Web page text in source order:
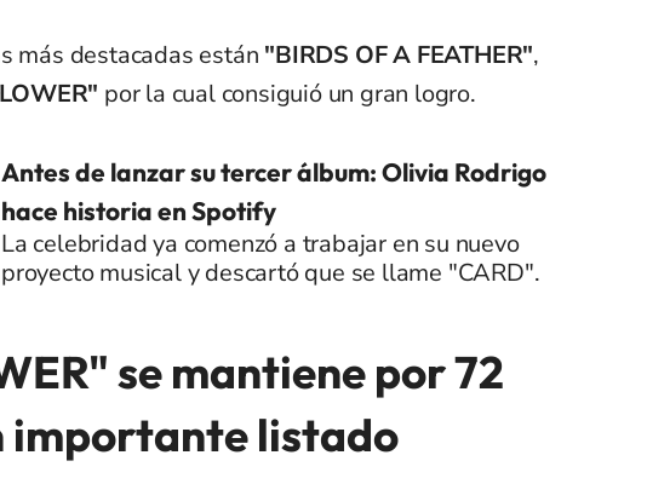
más destacadas están "BIRDS OF A FEATHER",
por la cual consiguió un gran logro.
Antes de lanzar su tercer álbum: Olivia Rodrigo
hace historia en Spotify
La celebridad ya comenzó a trabajar en su nuevo
proyecto musical y descartó que se llame "CARD".
se mantiene por 72
importante listado